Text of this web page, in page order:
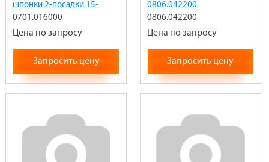
шпонки 2-посадки 15-
лопастей 0701.016000
0701.016000
Цена по запросу
Запросить цену
0806.042200
0806.042200
Цена по запросу
Запросить цену